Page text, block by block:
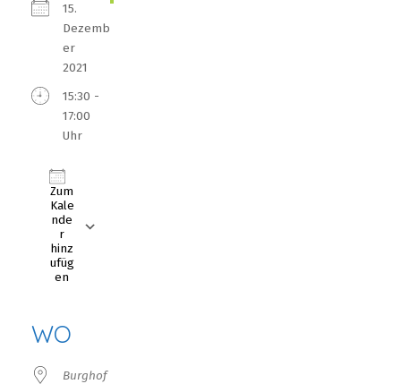
15.
Dezemb
er
2021
15:30 -
17:00
Uhr
Zum
Kale
nde
r
hinz
ufüg
en
WO
Burghof